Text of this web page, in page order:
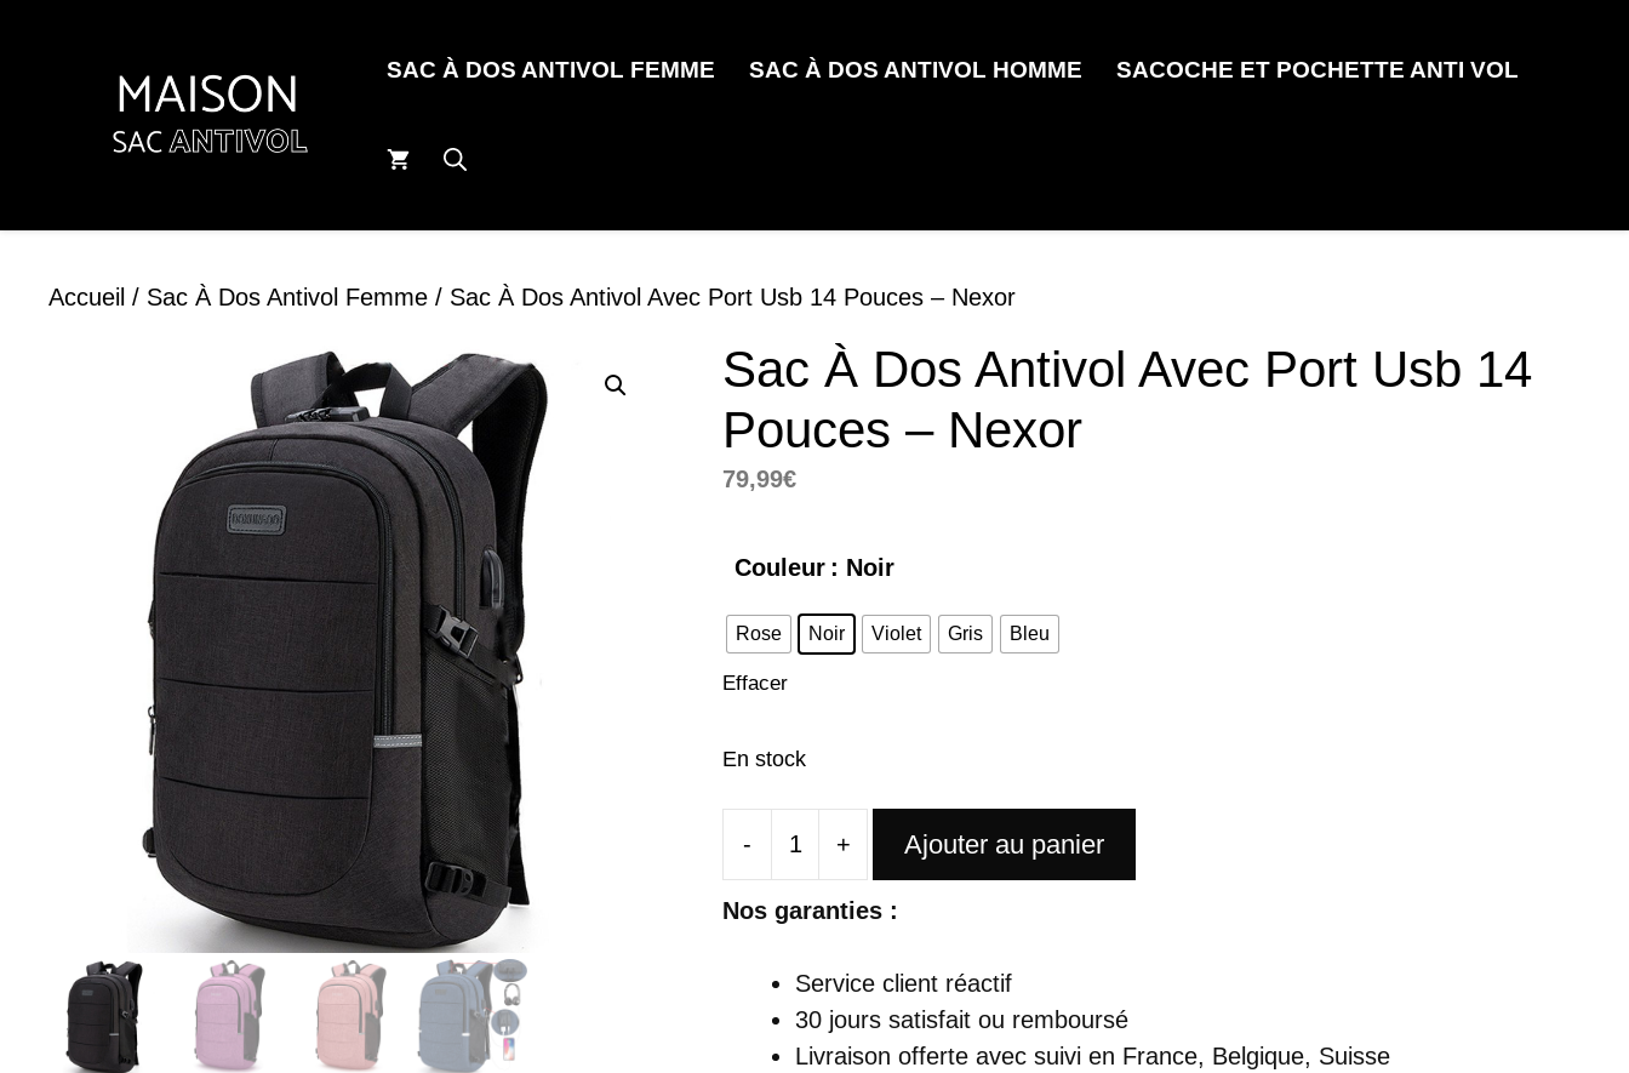
SAC À DOS ANTIVOL FEMME SAC À DOS ANTIVOL HOMME SACOCHE ET POCHETTE ANTI VOL
Accueil / Sac À Dos Antivol Femme / Sac À Dos Antivol Avec Port Usb 14 Pouces – Nexor
Sac À Dos Antivol Avec Port Usb 14
Pouces – Nexor
79,99€
Couleur : Noir
Rose Noir Violet Gris Bleu
Effacer
En stock
-
quantité
de
+ Ajouter au panier
Nos garanties :
Service client réactif
30 jours satisfait ou remboursé
Livraison offerteavec suivi en France, Belgique, Suisse